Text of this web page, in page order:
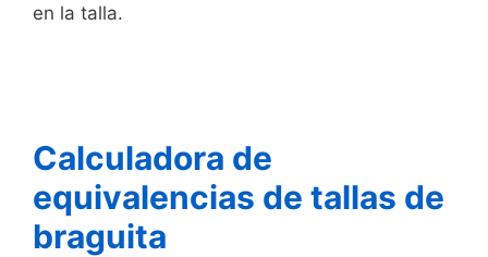
en la talla.
Calculadora de
equivalencias de tallas de
braguita